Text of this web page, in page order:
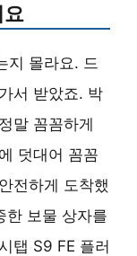
지 몰라요. 드
서 받았죠. 박
말 꼼꼼하게
덧대어 꼼꼼
전하게 도착했
한 보물 상자를
탭 S9 FE 플러